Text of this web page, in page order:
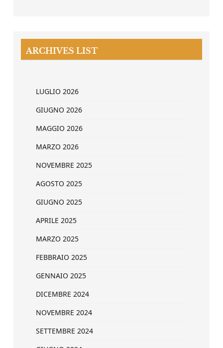
ARCHIVES LIST
LUGLIO 2026
GIUGNO 2026
MAGGIO 2026
MARZO 2026
NOVEMBRE 2025
AGOSTO 2025
GIUGNO 2025
APRILE 2025
MARZO 2025
FEBBRAIO 2025
GENNAIO 2025
DICEMBRE 2024
NOVEMBRE 2024
SETTEMBRE 2024